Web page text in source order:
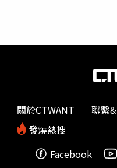
調整激勵措施CSET近期
軟、亞馬遜與蘋果等巨擘
在中國的商業利益、供應
在戰時會像支持烏克蘭般
國防政策的優先事項，美
五角大廈的支持。國防部
擴編動員，如果都能夠回
關於CTWANT 聯繫
發燒熱搜
Facebook